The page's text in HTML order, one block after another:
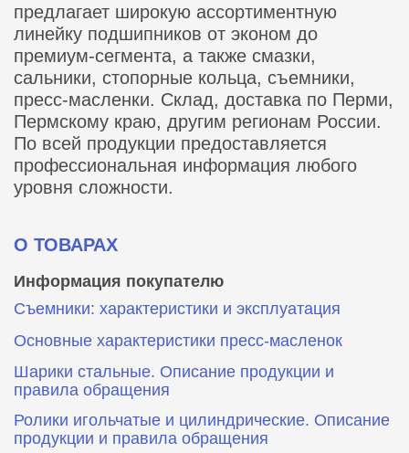
предлагает широкую ассортиментную
линейку подшипников от эконом до
премиум-сегмента, а также смазки,
сальники, стопорные кольца, съемники,
пресс-масленки. Склад, доставка по Перми,
Пермскому краю, другим регионам России.
По всей продукции предоставляется
профессиональная информация любого
уровня сложности.
О ТОВАРАХ
Информация покупателю
Съемники: характеристики и эксплуатация
Основные характеристики пресс‑масленок
Шарики стальные. Описание продукции и
правила обращения
Ролики игольчатые и цилиндрические. Описание
продукции и правила обращения